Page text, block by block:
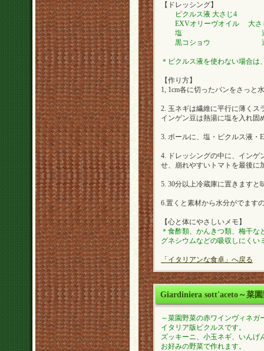
【ドレッシング】
ピクルス液 大さじ4
EXVオリーヴオイル 大さ
塩 適
黒コショウ 適
＊ピクルス液を使わない場合
【作り方】
1, 1cm各に切ったパンをさっと
2. 玉ネギは繊維に平行に薄くス
インゲン豆は熱湯に塩を入れ固
3. ボールに、塩・ピクルス液
4. ドレッシングの中に、インゲ
せ、崩れやすいトマトを最後に
5. 30分以上冷蔵庫に置きますと
6.置くと素材から水分がでます
【心と体にやさしいメモ】
＊食酢類、かんきつ類、梅干
グネシウムなどの吸収しにくい
「イタリアンな食卓」へ戻る
Giardiniera sott'aceto～菜
～菜園野菜の赤ワインヴィネガ
イタリア版ピクルスです。
ズッキーニ、小玉ネギ、いんげ
お好みの野菜で作れます。